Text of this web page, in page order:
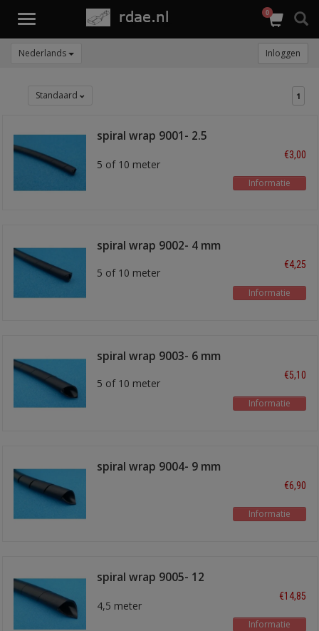
Toggle
0
Nederlands Inloggen
Standaard 1
spiral wrap 9001- 2.5
mm
5 of 10 meter
€3,00
Informatie
spiral wrap 9002- 4 mm
5 of 10 meter
€4,25
Informatie
spiral wrap 9003- 6 mm
5 of 10 meter
€5,10
Informatie
spiral wrap 9004- 9 mm
€6,90
Informatie
spiral wrap 9005- 12
mm
4,5 meter
€14,85
Informatie